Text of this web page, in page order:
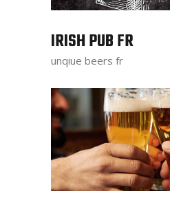
IRISH PUB FR
unqiue beers fr